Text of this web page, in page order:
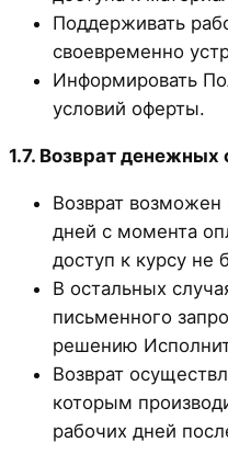
Поддерживать
своевременно
Информировать
условий оферты.
1.7. Возврат денежных
Возврат
дней с момента
доступ к курсу не
В остальных
письменного
решению
Возврат
которым
рабочих дней